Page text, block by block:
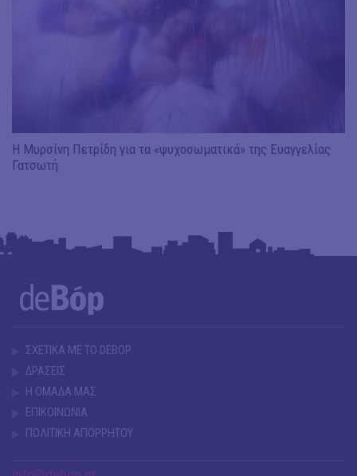
Η Μυρσίνη Πετρίδη για τα «ψυχοσωματικά» της Ευαγγελίας
Γατσωτή
ΣΧΕΤΙΚΑ ΜΕ ΤΟ DEBOP
ΔΡΑΣΕΙΣ
Η ΟΜΑΔΑ ΜΑΣ
ΕΠΙΚΟΙΝΩΝΙΑ
ΠΟΛΙΤΙΚΗ ΑΠΟΡΡΗΤΟΥ